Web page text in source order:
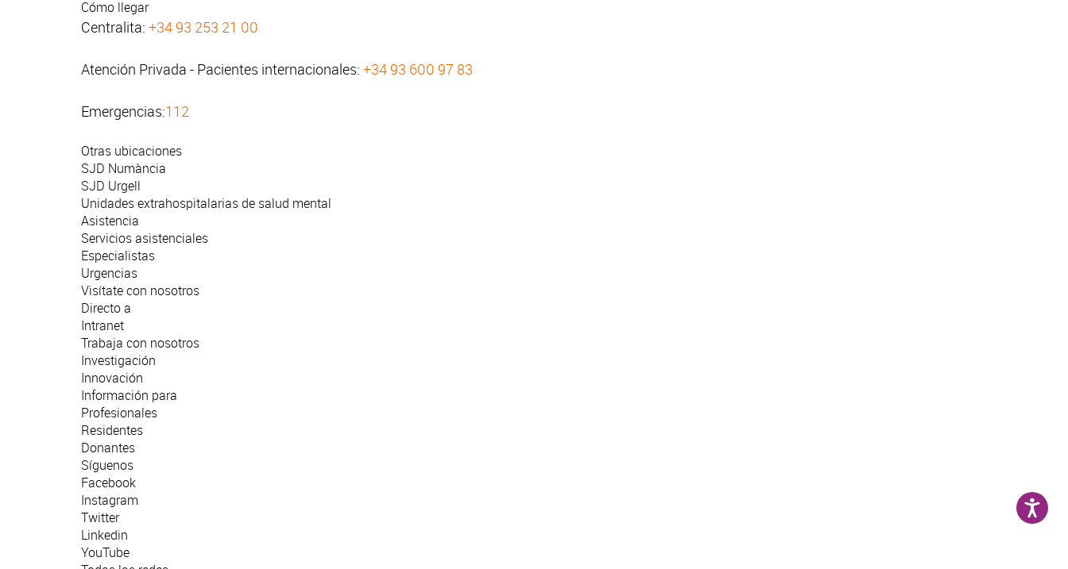
Cómo llegar
Centralita: +34 93 253 21 00
Atención Privada - Pacientes internacionales: +34 93 600 97 83
Emergencias:112
Otras ubicaciones
SJD Numància
SJD Urgell
Unidades extrahospitalarias de salud mental
Asistencia
Servicios asistenciales
Especialistas
Urgencias
Visítate con nosotros
Directo a
Intranet
Trabaja con nosotros
Investigación
Innovación
Información para
Profesionales
Residentes
Donantes
Síguenos
Facebook
Instagram
Twitter
Linkedin
YouTube